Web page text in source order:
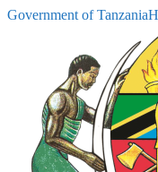
Government of Tanzania